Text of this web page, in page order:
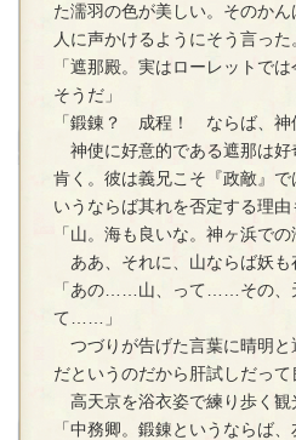
た濡羽の色が美しい。そのか
人に声かけるようにそう言った
「遮那殿。実はローレットで
そうだ」
「鍛錬？ 成程！ ならば、神
神使に好意的である遮那は好
肯く。彼は義兄こそ『政敵』
いうならば其れを否定する理
「山。海も良いな。神ヶ浜で
ああ、それに、山ならば妖も
「あの……山、って……その、
て……」
つづりが告げた言葉に晴明と
だというのだから肝試しだって
高天京を浴衣姿で練り歩く観
「中務卿。鍛錬というならば